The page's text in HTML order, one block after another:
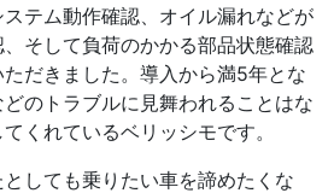
テム動作確認、オイル漏れなどが
そして負荷のかかる部品状態確認
だきました。導入から満5年とな
のトラブルに見舞われることはな
くれているベリッシモです。
しても乗りたい車を諦めたくな